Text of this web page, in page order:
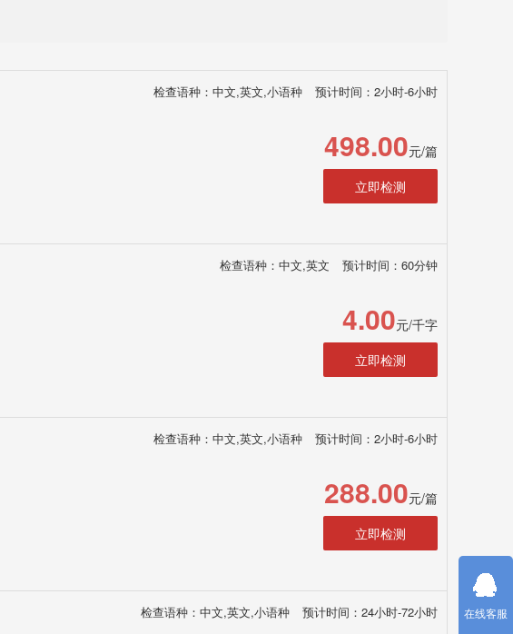
检查语种：中文,英文,小语种 预计时间：2小时-6小时
498.00元/篇
立即检测
检查语种：中文,英文 预计时间：60分钟
4.00元/千字
立即检测
检查语种：中文,英文,小语种 预计时间：2小时-6小时
288.00元/篇
立即检测
检查语种：中文,英文,小语种 预计时间：24小时-72小时 在线客服